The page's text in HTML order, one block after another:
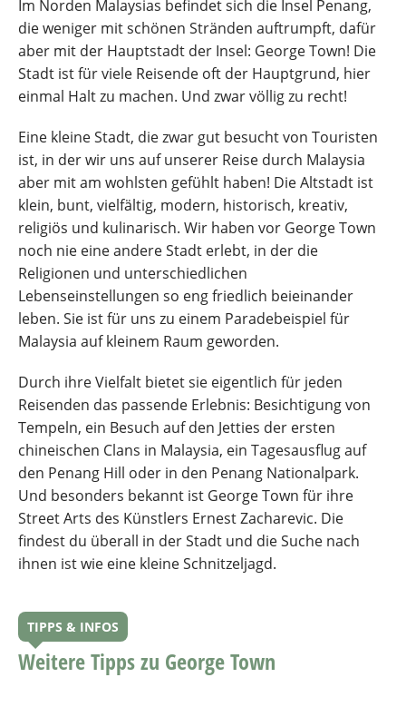
Im Norden Malaysias befindet sich die Insel Penang,
die weniger mit schönen Stränden auftrumpft, dafür
aber mit der Hauptstadt der Insel: George Town! Die
Stadt ist für viele Reisende oft der Hauptgrund, hier
einmal Halt zu machen. Und zwar völlig zu recht!
Eine kleine Stadt, die zwar gut besucht von Touristen
ist, in der wir uns auf unserer Reise durch Malaysia
aber mit am wohlsten gefühlt haben! Die Altstadt ist
klein, bunt, vielfältig, modern, historisch, kreativ,
religiös und kulinarisch. Wir haben vor George Town
noch nie eine andere Stadt erlebt, in der die
Religionen und unterschiedlichen
Lebenseinstellungen so eng friedlich beieinander
leben. Sie ist für uns zu einem Paradebeispiel für
Malaysia auf kleinem Raum geworden.
Durch ihre Vielfalt bietet sie eigentlich für jeden
Reisenden das passende Erlebnis: Besichtigung von
Tempeln, ein Besuch auf den Jetties der ersten
chineischen Clans in Malaysia, ein Tagesausflug auf
den Penang Hill oder in den Penang Nationalpark.
Und besonders bekannt ist George Town für ihre
Street Arts des Künstlers Ernest Zacharevic. Die
findest du überall in der Stadt und die Suche nach
ihnen ist wie eine kleine Schnitzeljagd.
TIPPS & INFOS
Weitere Tipps zu George Town